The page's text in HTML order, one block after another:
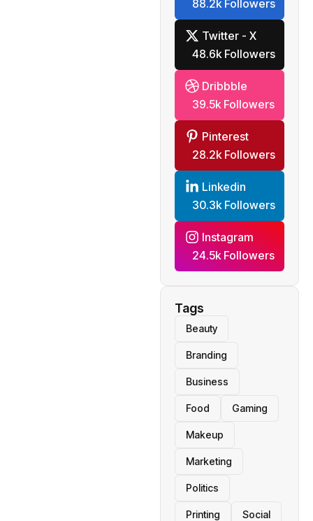
88.2k Followers
Twitter - X
48.6k Followers
Dribbble
39.5k Followers
Pinterest
28.2k Followers
Linkedin
30.3k Followers
Instagram
24.5k Followers
Tags
Beauty
Branding
Business
Food Gaming
Makeup
Marketing
Politics
Printing Social